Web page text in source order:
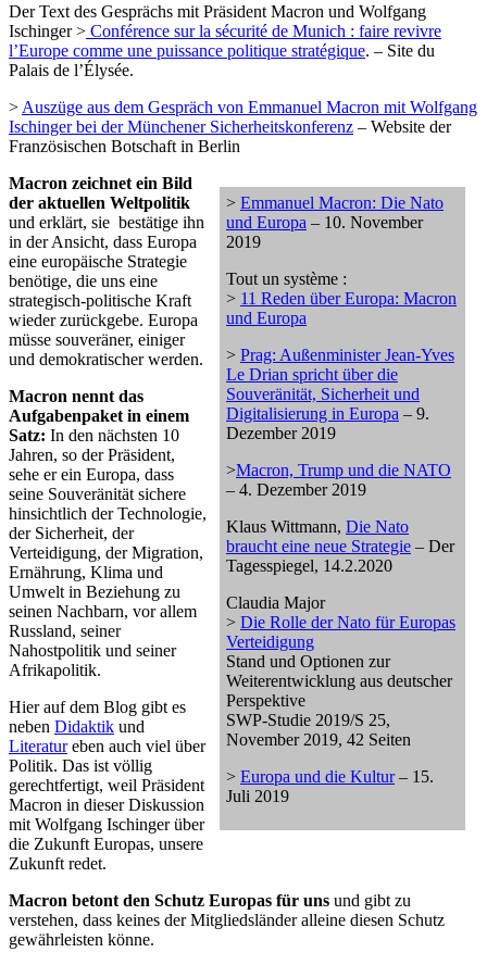
Der Text des Gesprächs mit Präsident Macron und Wolfgang
Ischinger > Conférence sur la sécurité de Munich : faire revivre
l’Europe comme une puissance politique stratégique. – Site du
Palais de l’Élysée.
> Auszüge aus dem Gespräch von Emmanuel Macron mit Wolfgang
Ischinger bei der Münchener Sicherheitskonferenz – Website der
Französischen Botschaft in Berlin
> Emmanuel Macron: Die Nato
und Europa – 10. November
2019
Tout un système :
> 11 Reden über Europa: Macron
und Europa
> Prag: Außenminister Jean-Yves
Le Drian spricht über die
Souveränität, Sicherheit und
Digitalisierung in Europa – 9.
Dezember 2019
>Macron, Trump und die NATO
– 4. Dezember 2019
Klaus Wittmann, Die Nato
braucht eine neue Strategie – Der
Tagesspiegel, 14.2.2020
Claudia Major
> Die Rolle der Nato für Europas
Verteidigung
Stand und Optionen zur
Weiterentwicklung aus deutscher
Perspektive
SWP-Studie 2019/S 25,
November 2019, 42 Seiten
> Europa und die Kultur– 15.
Juli 2019
Macron zeichnet ein Bild
der aktuellen Weltpolitik
und erklärt, sie bestätige ihn
in der Ansicht, dass Europa
eine europäische Strategie
benötige, die uns eine
strategisch-politische Kraft
wieder zurückgebe. Europa
müsse souveräner, einiger
und demokratischer werden.
Macron nennt das
Aufgabenpaket in einem
Satz: In den nächsten 10
Jahren, so der Präsident,
sehe er ein Europa, dass
seine Souveränität sichere
hinsichtlich der Technologie,
der Sicherheit, der
Verteidigung, der Migration,
Ernährung, Klima und
Umwelt in Beziehung zu
seinen Nachbarn, vor allem
Russland, seiner
Nahostpolitik und seiner
Afrikapolitik.
Hier auf dem Blog gibt es
neben Didaktik und
Literatureben auch viel über
Politik. Das ist völlig
gerechtfertigt, weil Präsident
Macron in dieser Diskussion
mit Wolfgang Ischinger über
die Zukunft Europas, unsere
Zukunft redet.
Macron betont den Schutz Europas für uns und gibt zu
verstehen, dass keines der Mitgliedsländer alleine diesen Schutz
gewährleisten könne.